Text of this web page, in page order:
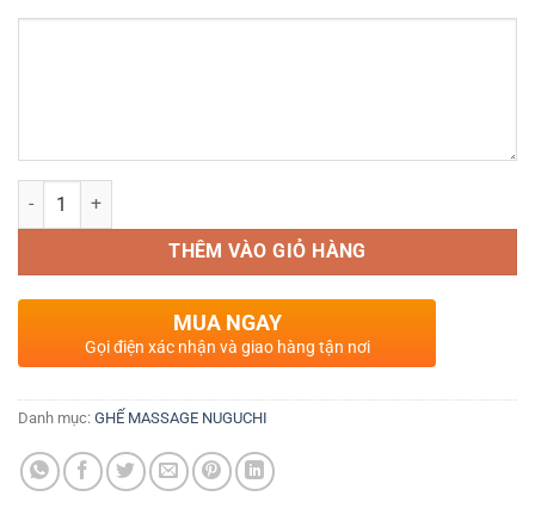
GHẾ MASSAGE FUSHIKIMA FS – 638 ( NEW 2025) số lượng
THÊM VÀO GIỎ HÀNG
MUA NGAY
Gọi điện xác nhận và giao hàng tận nơi
Danh mục: GHẾ MASSAGE NUGUCHI